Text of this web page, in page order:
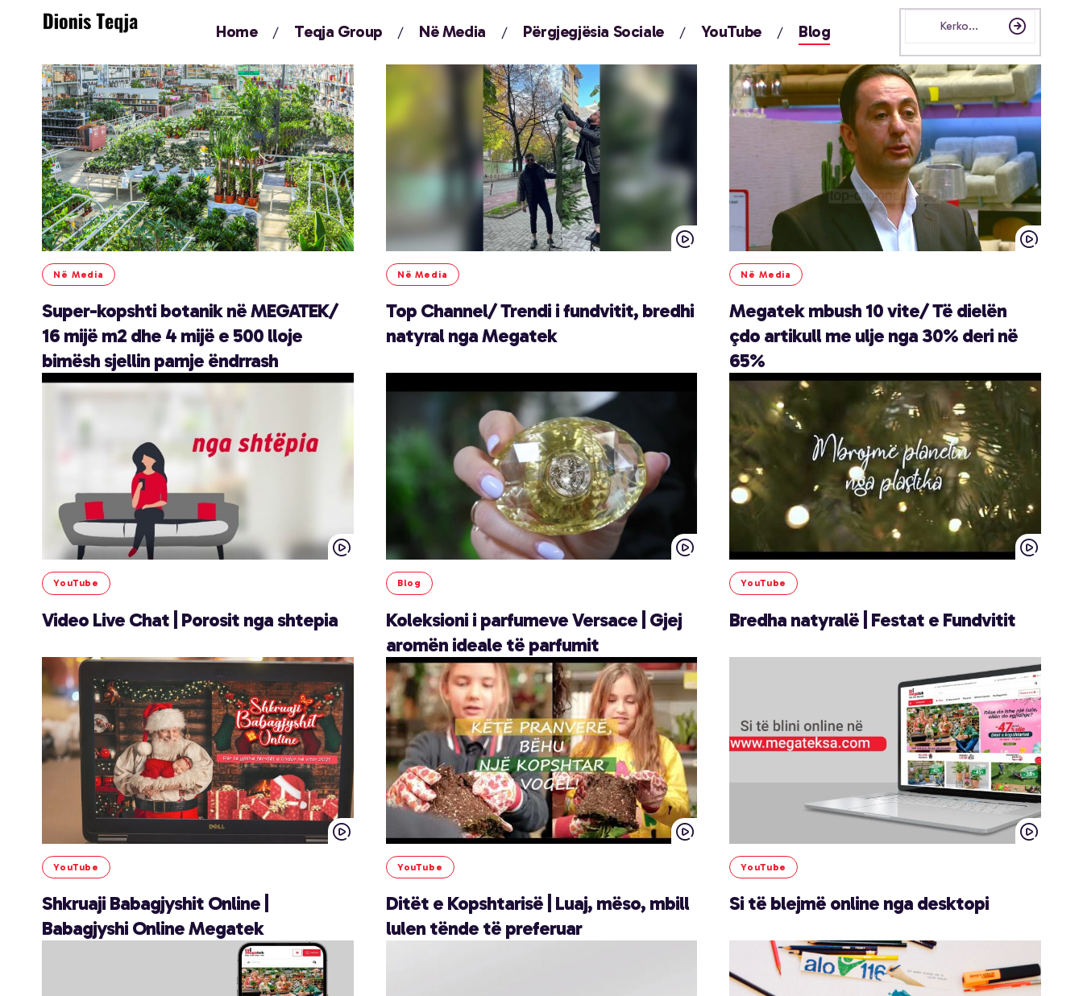
Home Teqja Group Në Media Përgjegjësia Sociale YouTube Blog
Në Media
Super-kopshti botanik në MEGATEK/
16 mijë m2 dhe 4 mijë e 500 lloje
bimësh sjellin pamje ëndrrash
Në Media
Top Channel/ Trendi i fundvitit, bredhi
natyral nga Megatek
Në Media
Megatek mbush 10 vite/ Të dielën
çdo artikull me ulje nga 30% deri në
65%
YouTube
Video Live Chat | Porosit nga shtepia
Blog
Koleksioni i parfumeve Versace | Gjej
aromën ideale të parfumit
YouTube
Bredha natyralë | Festat e Fundvitit
YouTube
Shkruaji Babagjyshit Online |
Babagjyshi Online Megatek
YouTube
Ditët e Kopshtarisë | Luaj, mëso, mbill
lulen tënde të preferuar
YouTube
Si të blejmë online nga desktopi